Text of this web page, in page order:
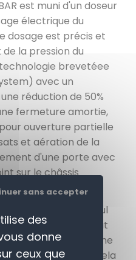
est muni d'un doseur
électrique du
dosage est précis et
la pression du
brevetéee
avec un
réduction de 50%
fermeture amortie,
ouverture partielle
et aération de la
d'une porte avec
sur le châssis
optimale.
dispose d'un seul
et bas), ce qui peut
et ainsi une
à 30%. C'est pour cela
des
donne
ceux que
sans accepter